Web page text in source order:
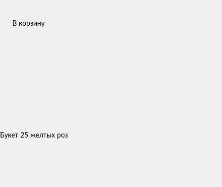
В корзину
Букет 25 желтых роз